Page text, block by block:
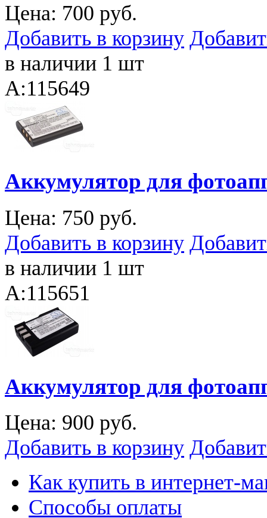
Цена: 700 руб.
Добавить в корзину
в наличии 1 шт
A:115649
Аккумулятор для
Цена: 750 руб.
Добавить в корзину
в наличии 1 шт
A:115651
Аккумулятор для
Цена: 900 руб.
Добавить в корзину
Как купить в интернет-
Способы оплаты